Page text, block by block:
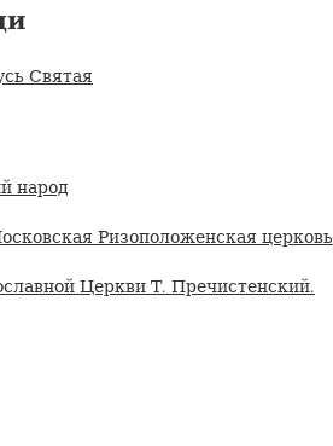
Святая
народ
Ризоположенская церковь
Церкви Т. Пречистенский.